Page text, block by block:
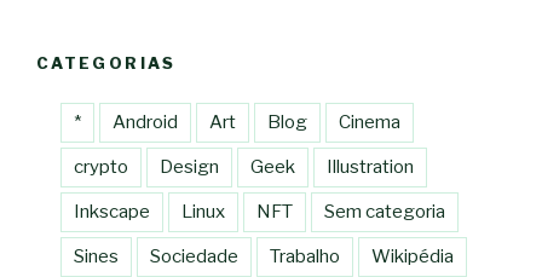
CATEGORIAS
* Android Art Blog Cinema
crypto Design Geek Illustration
Inkscape Linux NFT Sem categoria
Sines Sociedade Trabalho Wikipédia